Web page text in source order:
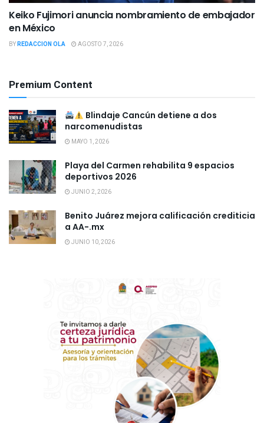
Keiko Fujimori anuncia nombramiento de embajador
en México
BYREDACCION OLA AGOSTO 7, 2026
Premium Content
Blindaje Cancún detiene a dos
narcomenudistas
MAYO 1, 2026
Playa del Carmen rehabilita 9 espacios
deportivos 2026
JUNIO 2, 2026
Benito Juárez mejora calificación crediticia
a AA-.mx
JUNIO 10, 2026